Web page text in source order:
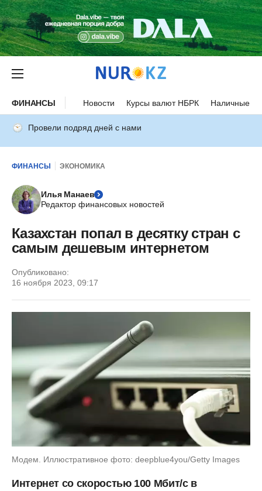
ФИНАНСЫ Новости Курсы валют НБРК Наличные
Провели подряд дней с нами
ФИНАНСЫ ЭКОНОМИКА
Илья Манаев
Редактор финансовых новостей
Казахстан попал в десятку стран с
самым дешевым интернетом
Опубликовано:
16 ноября 2023, 09:17
Модем. Иллюстративное фото: deepblue4you/Getty Images
Интернет со скоростью 100 Мбит/с в